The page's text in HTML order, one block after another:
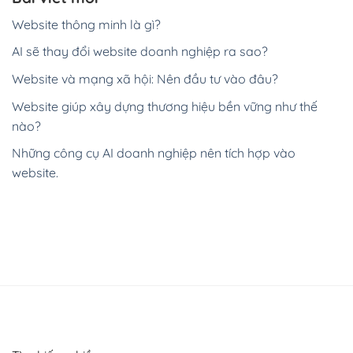
Website thông minh là gì?
AI sẽ thay đổi website doanh nghiệp ra sao?
Website và mạng xã hội: Nên đầu tư vào đâu?
Website giúp xây dựng thương hiệu bền vững như thế
nào?
Những công cụ AI doanh nghiệp nên tích hợp vào
website.